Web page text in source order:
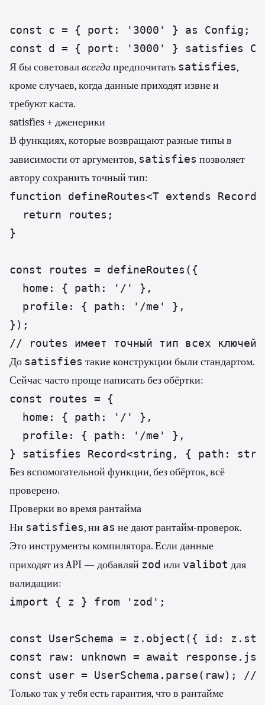
const c = { port: '3000' } as Config; //
const d = { port: '3000' } satisfies
Я бы советовалвсегдапредпочитать satisfies,
кроме случаев, когда данные приходят извне и
требуют каста.
satisfies + дженерики
В функциях, которые возвращают разные типы в
зависимости от аргументов, satisfies позволяет
автору сохранить точный тип:
function defineRoutes<T extends
  return routes;
}
const routes = defineRoutes({
  home: { path: '/' },
  profile: { path: '/me' },
});
// routes имеет точный тип всех ключей
До satisfies такие конструкции были стандартом.
Сейчас часто проще написать без обёртки:
const routes = {
  home: { path: '/' },
  profile: { path: '/me' },
} satisfies Record<string, { path:
Без вспомогательной функции, без обёрток, всё
проверено.
Проверки во время рантайма
Ни satisfies, ни as не дают рантайм-проверок.
Это инструменты компилятора. Если данные
приходят из API — добавляй zod или valibot для
валидации:
import { z } from 'zod';
const UserSchema = z.object({ id:
const raw: unknown = await
const user = UserSchema.parse(raw); //
Только так у тебя есть гарантия, что в рантайме